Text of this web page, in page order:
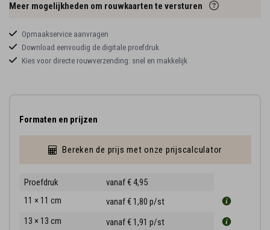
Meer mogelijkheden om rouwkaarten te versturen
Opmaakservice aanvragen
Download eenvoudig de digitale proefdruk
Kies voor directe rouwverzending: snel en makkelijk
Formaten en prijzen
Bereken de prijs met onze prijscalculator
Proefdruk
vanaf € 4,95
11 × 11 cm
vanaf € 1,80 p/st
13 × 13 cm
vanaf € 1,91 p/st